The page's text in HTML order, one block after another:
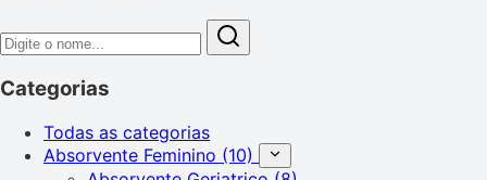
Categorias
Todas as categorias
Absorvente Feminino (10)